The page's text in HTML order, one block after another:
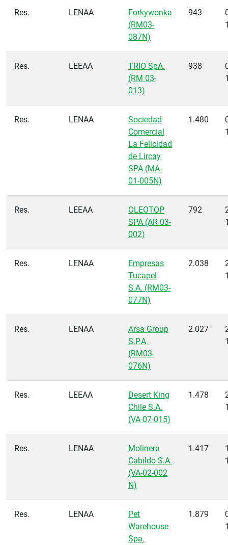
Res. LENAA
Forkywonka
(RM03-
087N)
943
Res. LEEAA
TRIO SpA.
(RM 03-
013)
938
Res. LENAA
Sociedad
Comercial
La Felicidad
de Lircay
SPA (MA-
01-005N)
1.480
Res. LEEAA
OLEOTOP
SPA (AR 03-
002)
792
Res. LENAA
Empresas
Tucapel
S.A. (RM03-
077N)
2.038
Res. LENAA
Arsa Group
S.P.A.
(RM03-
076N)
2.027
Res. LEEAA
Desert King
Chile S.A.
(VA-07-015)
1.478
Res. LENAA
Molinera
Cabildo S.A.
(VA-02-002
N)
1.417
Res. LENAA
Pet
Warehouse
Spa.
1.879